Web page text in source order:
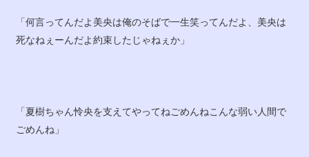
「何言ってんだよ美央は俺のそばで一生笑ってんだよ、美央は
死なねぇーんだよ約束したじゃねぇか」
「夏樹ちゃん怜央を支えてやってねごめんねこんな弱い人間で
ごめんね」